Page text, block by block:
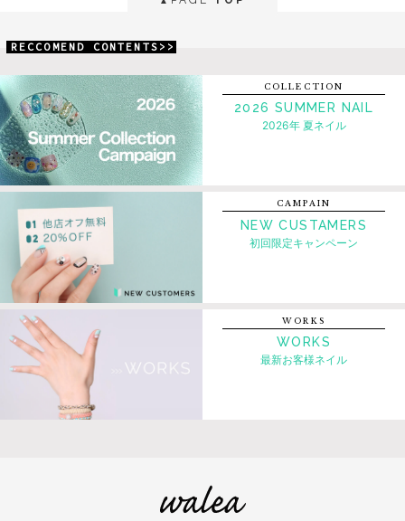
RECCOMEND CONTENTS>>
COLLECTION
2026 SUMMER NAIL
2026年 夏ネイル
CAMPAIN
NEW CUSTAMERS
初回限定キャンペーン
WORKS
WORKS
最新お客様ネイル